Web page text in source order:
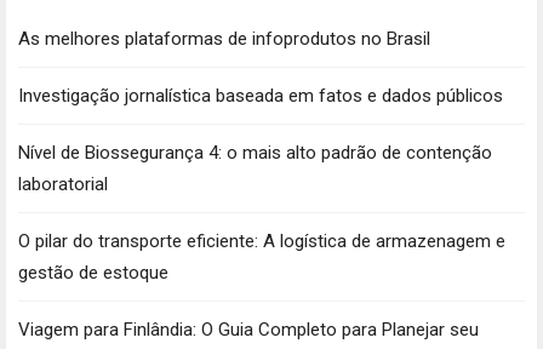
As melhores plataformas de infoprodutos no Brasil
Investigação jornalística baseada em fatos e dados públicos
Nível de Biossegurança 4: o mais alto padrão de contenção
laboratorial
O pilar do transporte eficiente: A logística de armazenagem e
gestão de estoque
Viagem para Finlândia: O Guia Completo para Planejar seu